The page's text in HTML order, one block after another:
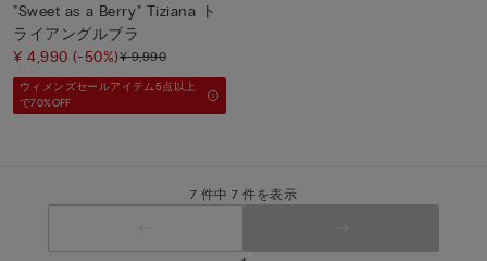
"Sweet as a Berry" Tiziana ト
ライアングルブラ
¥ 4,990(-50%)¥ 9,990
ウィメンズセールアイテム5点以上
で70%OFF
7 件中 7 件を表示